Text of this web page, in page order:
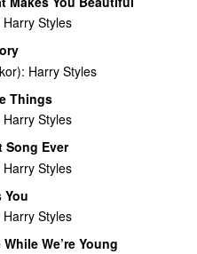
Harry Styles
Harry Styles
Things
Harry Styles
Song Ever
Harry Styles
You
Harry Styles
We’re Young